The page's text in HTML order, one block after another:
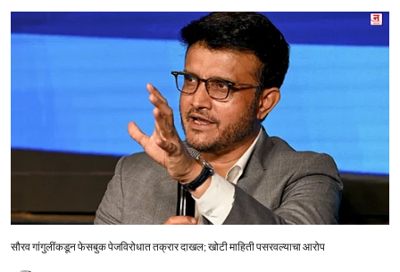
सौरव गांगुलींकडून फेसबुक पेजविरोधात तक्रार दाखल; खोटी माहिती पसरवल्याचा आरोप